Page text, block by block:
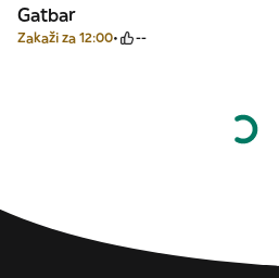
Gatbar
Zakaži za 12:00 --